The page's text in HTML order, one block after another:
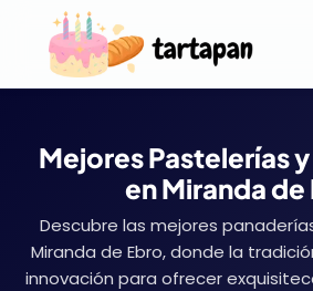
Mejores Pastelerías
en Miranda de
Descubre las mejores
Miranda de Ebro, donde la
innovación para ofrecer